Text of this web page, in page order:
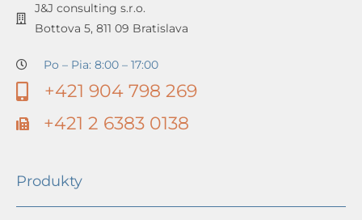
J&J consulting s.r.o.
Bottova 5, 811 09 Bratislava
Po – Pia: 8:00 – 17:00
+421 904 798 269
+421 2 6383 0138
Produkty